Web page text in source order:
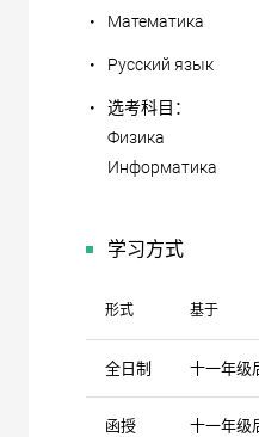
• Математика
• Русский язык
•
选考科目：
Физика
Информатика
学习方式
形式 基于
全日制 十一年级
函授 十一年级